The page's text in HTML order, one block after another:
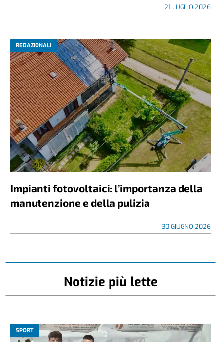
21 LUGLIO 2026
REDAZIONALI
Impianti fotovoltaici: l’importanza della
manutenzione e della pulizia
30 GIUGNO 2026
Notizie più lette
SPORT